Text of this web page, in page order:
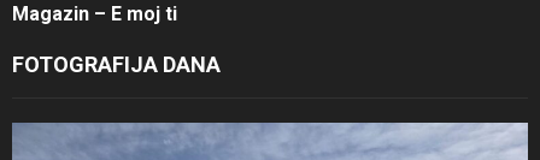
Magazin – E moj ti
FOTOGRAFIJA DANA